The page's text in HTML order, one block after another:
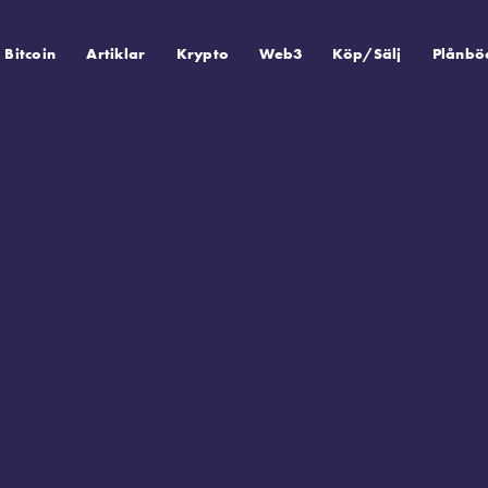
Bitcoin Artiklar Krypto Web3 Köp/Sälj